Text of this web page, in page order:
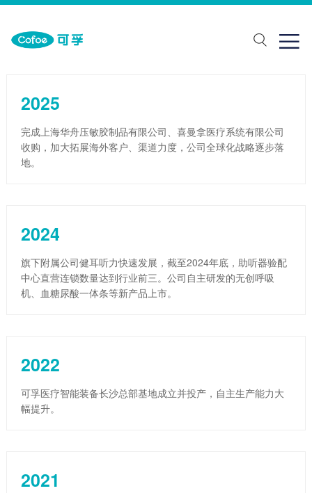

于我们
历程
荣誉
站式解决方案
支持
理疗
入我们
2025
完成上海华舟压敏胶制品有限公司、喜曼拿医疗系统有限公司
收购，加大拓展海外客户、渠道力度，公司全球化战略逐步落
地。
2024
旗下附属公司健耳听力快速发展，截至2024年底，助听器验配
中心直营连锁数量达到行业前三。公司自主研发的无创呼吸
机、血糖尿酸一体条等新产品上市。
2022
可孚医疗智能装备长沙总部基地成立并投产，自主生产能力大
幅提升。
2021